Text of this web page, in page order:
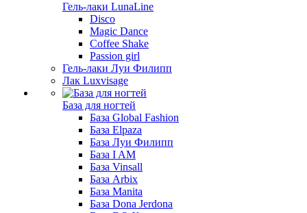
Гель-лаки LunaLine
Disco
Magic Dance
Coffee Shake
Passion girl
Гель-лаки Луи Филипп
Лак Luxvisage
База для ногтей
База Global Fashion
База Elpaza
База Луи Филипп
База I AM
База Vinsall
База Arbix
База Manita
База Dona Jerdona